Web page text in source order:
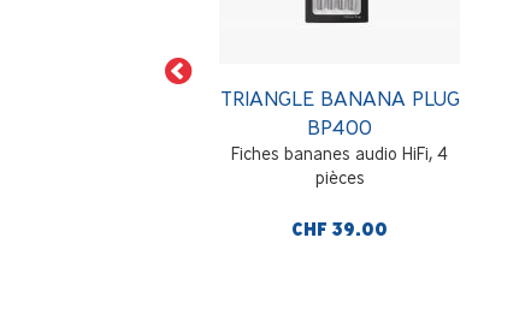
TRIANGLE BANANA PLUG
BP400
Fiches bananes audio HiFi, 4
pièces
CHF 39.00